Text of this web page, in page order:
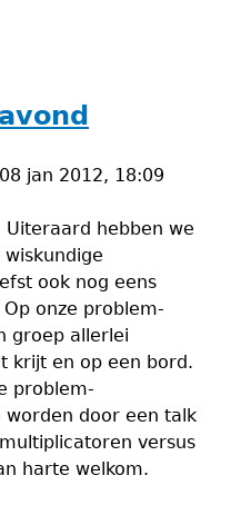
jan 2012, 18:09
hebben we
ook nog eens
onze problem-
groep allerlei
krijt en op een bord.
problem-
worden door een talk
versus
harte welkom.